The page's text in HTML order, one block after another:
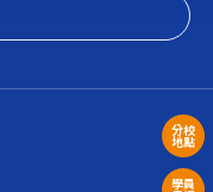
分校
地點
學員